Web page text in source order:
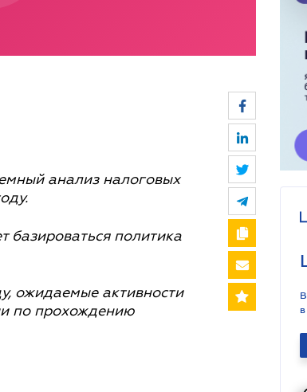
анализ налоговых
базироваться политика
ожидаемые активности
по прохождению